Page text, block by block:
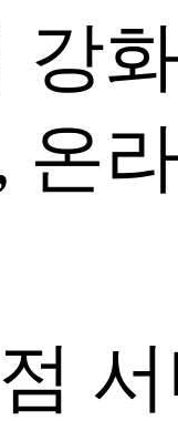
강
온